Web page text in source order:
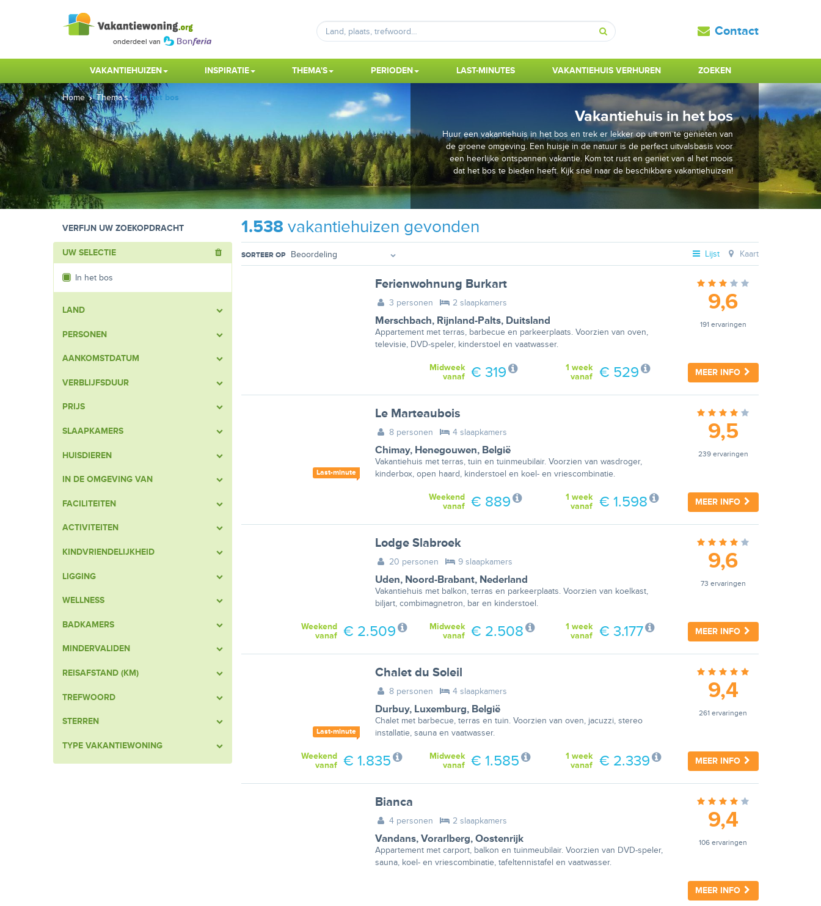
Zoeken
Contact
VAKANTIEHUIZEN INSPIRATIE THEMA'S PERIODEN LAST-MINUTES VAKANTIEHUIS VERHUREN ZOEKEN
Home Thema's In het bos
Vakantiehuis in het bos
Huur een vakantiehuis in het bos en trek er lekker op uit om te genieten van
de groene omgeving. Een huisje in de natuur is de perfect uitvalsbasis voor
een heerlijke ontspannen vakantie. Kom tot rust en geniet van al het moois
dat het bos te bieden heeft. Kijk snel naar de beschikbare vakantiehuizen!
VERFIJN UW ZOEKOPDRACHT 1.538 vakantiehuizen gevonden
UW SELECTIE
In het bos
LAND
PERSONEN
AANKOMSTDATUM
VERBLIJFSDUUR
PRIJS
SLAAPKAMERS
HUISDIEREN
IN DE OMGEVING VAN
FACILITEITEN
ACTIVITEITEN
KINDVRIENDELIJKHEID
LIGGING
WELLNESS
BADKAMERS
MINDERVALIDEN
REISAFSTAND (KM)
TREFWOORD
STERREN
TYPE VAKANTIEWONING
SORTEER OP Lijst Kaart
Ferienwohnung Burkart
3 personen 2 slaapkamers
Merschbach, Rijnland-Palts, Duitsland
Appartement met terras, barbecue en parkeerplaats. Voorzien van oven,
televisie, DVD-speler, kinderstoel en vaatwasser.
9,6
191 ervaringen
MEER INFO
1 week
vanaf
€ 529
Midweek
vanaf
€ 319
Last-minute
Le Marteaubois
8 personen 4 slaapkamers
Chimay, Henegouwen, België
Vakantiehuis met terras, tuin en tuinmeubilair. Voorzien van wasdroger,
kinderbox, open haard, kinderstoel en koel- en vriescombinatie.
9,5
239 ervaringen
MEER INFO
1 week
vanaf
€ 1.598
Weekend
vanaf
€ 889
Lodge Slabroek
20 personen 9 slaapkamers
Uden, Noord-Brabant, Nederland
Vakantiehuis met balkon, terras en parkeerplaats. Voorzien van koelkast,
biljart, combimagnetron, bar en kinderstoel.
9,6
73 ervaringen
MEER INFO
1 week
vanaf
€ 3.177
Midweek
vanaf
€ 2.508
Weekend
vanaf
€ 2.509
Last-minute
Chalet du Soleil
8 personen 4 slaapkamers
Durbuy, Luxemburg, België
Chalet met barbecue, terras en tuin. Voorzien van oven, jacuzzi, stereo
installatie, sauna en vaatwasser.
9,4
261 ervaringen
MEER INFO
1 week
vanaf
€ 2.339
Midweek
vanaf
€ 1.585
Weekend
vanaf
€ 1.835
Bianca
4 personen 2 slaapkamers
Vandans, Vorarlberg, Oostenrijk
Appartement met carport, balkon en tuinmeubilair. Voorzien van DVD-speler,
sauna, koel- en vriescombinatie, tafeltennistafel en vaatwasser.
9,4
106 ervaringen
MEER INFO